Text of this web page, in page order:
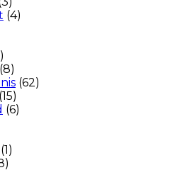
(4)
(8)
(62)
(15)
(6)
(1)